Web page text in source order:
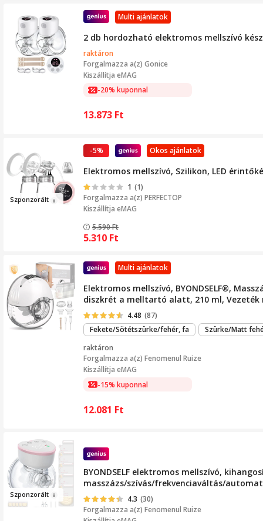
Multi ajánlatok
2 db hordozható elektromos mellszívó
raktáron
Forgalmazza a(z) Gonice
Kiszállítja eMAG
-20% kuponnal
13.873 Ft
Szponzorált
Okos ajánlatok
-5%
Elektromos mellszívó, Szilikon, LED
1 (1)
Forgalmazza a(z) PERFECTOP
Kiszállítja eMAG
5.590Ft
5.310 Ft
Multi ajánlatok
Elektromos mellszívó, BYONDSELF®,
diszkrét a melltartó alatt, 210 ml, Vezeték
4.48 (87)
Fekete/Sötétszürke/fehér, fa
Szürke/Matt
raktáron
Forgalmazza a(z) Fenomenul Ruize
Kiszállítja eMAG
-15% kuponnal
12.081 Ft
Szponzorált
BYONDSELF elektromos mellszívó,
masszázs/szívás/frekvenciaváltás/
4.3 (30)
Forgalmazza a(z) Fenomenul Ruize